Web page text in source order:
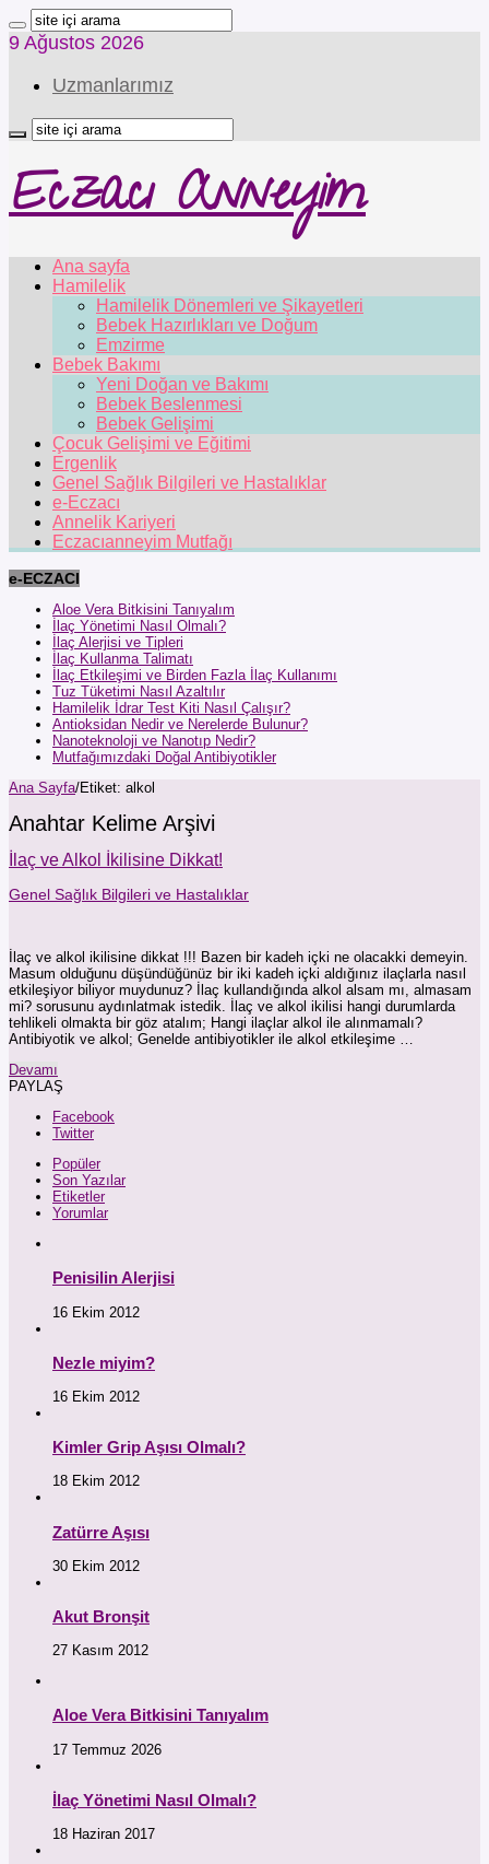
9 Ağustos 2026
Uzmanlarımız
Eczacı Anneyim
Ana sayfa
Hamilelik
Hamilelik Dönemleri ve Şikayetleri
Bebek Hazırlıkları ve Doğum
Emzirme
Bebek Bakımı
Yeni Doğan ve Bakımı
Bebek Beslenmesi
Bebek Gelişimi
Çocuk Gelişimi ve Eğitimi
Ergenlik
Genel Sağlık Bilgileri ve Hastalıklar
e-Eczacı
Annelik Kariyeri
Eczacıanneyim Mutfağı
e-ECZACI
Aloe Vera Bitkisini Tanıyalım
İlaç Yönetimi Nasıl Olmalı?
İlaç Alerjisi ve Tipleri
İlaç Kullanma Talimatı
İlaç Etkileşimi ve Birden Fazla İlaç Kullanımı
Tuz Tüketimi Nasıl Azaltılır
Hamilelik İdrar Test Kiti Nasıl Çalışır?
Antioksidan Nedir ve Nerelerde Bulunur?
Nanoteknoloji ve Nanotıp Nedir?
Mutfağımızdaki Doğal Antibiyotikler
Ana Sayfa/Etiket: alkol
Anahtar Kelime Arşivi
İlaç ve Alkol İkilisine Dikkat!
Genel Sağlık Bilgileri ve Hastalıklar
İlaç ve alkol ikilisine dikkat !!! Bazen bir kadeh içki ne olacakki demeyin.
Masum olduğunu düşündüğünüz bir iki kadeh içki aldığınız ilaçlarla nasıl
etkileşiyor biliyor muydunuz? İlaç kullandığında alkol alsam mı, almasam
mi? sorusunu aydınlatmak istedik. İlaç ve alkol ikilisi hangi durumlarda
tehlikeli olmakta bir göz atalım; Hangi ilaçlar alkol ile alınmamalı?
Antibiyotik ve alkol; Genelde antibiyotikler ile alkol etkileşime …
Devamı
PAYLAŞ
Facebook
Twitter
Popüler
Son Yazılar
Etiketler
Yorumlar
Penisilin Alerjisi
16 Ekim 2012
Nezle miyim?
16 Ekim 2012
Kimler Grip Aşısı Olmalı?
18 Ekim 2012
Zatürre Aşısı
30 Ekim 2012
Akut Bronşit
27 Kasım 2012
Aloe Vera Bitkisini Tanıyalım
17 Temmuz 2026
İlaç Yönetimi Nasıl Olmalı?
18 Haziran 2017